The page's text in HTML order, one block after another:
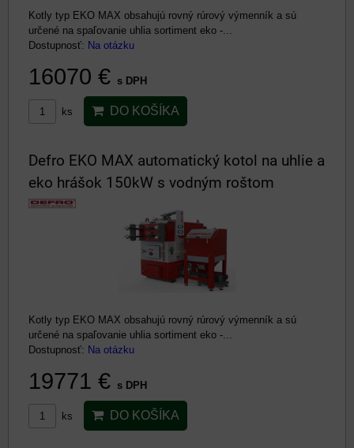
Kotly typ EKO MAX obsahujú rovný rúrový výmenník a sú
určené na spaľovanie uhlia sortiment eko -...
Dostupnosť: Na otázku
16070 € s DPH
ks DO KOŠÍKA
Defro EKO MAX automatický kotol na uhlie a
eko hrášok 150kW s vodným roštom
Kotly typ EKO MAX obsahujú rovný rúrový výmenník a sú
určené na spaľovanie uhlia sortiment eko -...
Dostupnosť: Na otázku
19771 € s DPH
ks DO KOŠÍKA